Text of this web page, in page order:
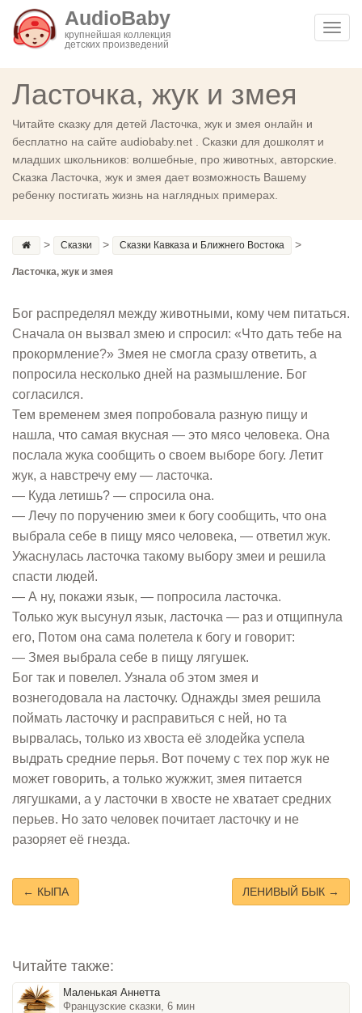
AudioBaby
крупнейшая коллекция
детских произведений
Ласточка, жук и змея
Читайте сказку для детей Ласточка, жук и змея онлайн и
бесплатно на сайте audiobaby.net . Сказки для дошколят и
младших школьников: волшебные, про животных, авторские.
Сказка Ласточка, жук и змея дает возможность Вашему
ребенку постигать жизнь на наглядных примерах.
> Сказки > Сказки Кавказа и Ближнего Востока >
Ласточка, жук и змея
Бог распределял между животными, кому чем питаться.
Сначала он вызвал змею и спросил: «Что дать тебе на
прокормление?» Змея не смогла сразу ответить, а
попросила несколько дней на размышление. Бог
согласился.
Тем временем змея попробовала разную пищу и
нашла, что самая вкусная — это мясо человека. Она
послала жука сообщить о своем выборе богу. Летит
жук, а навстречу ему — ласточка.
— Куда летишь? — спросила она.
— Лечу по поручению змеи к богу сообщить, что она
выбрала себе в пищу мясо человека, — ответил жук.
Ужаснулась ласточка такому выбору змеи и решила
спасти людей.
— А ну, покажи язык, — попросила ласточка.
Только жук высунул язык, ласточка — раз и отщипнула
его, Потом она сама полетела к богу и говорит:
— Змея выбрала себе в пищу лягушек.
Бог так и повелел. Узнала об этом змея и
вознегодовала на ласточку. Однажды змея решила
поймать ласточку и расправиться с ней, но та
вырвалась, только из хвоста её злодейка успела
выдрать средние перья. Вот почему с тех пор жук не
может говорить, а только жужжит, змея питается
лягушками, а у ласточки в хвосте не хватает средних
перьев. Но зато человек почитает ласточку и не
разоряет её гнезда.
← КЫПА ЛЕНИВЫЙ БЫК →
Читайте также:
Маленькая Аннетта
Французские сказки, 6 мин